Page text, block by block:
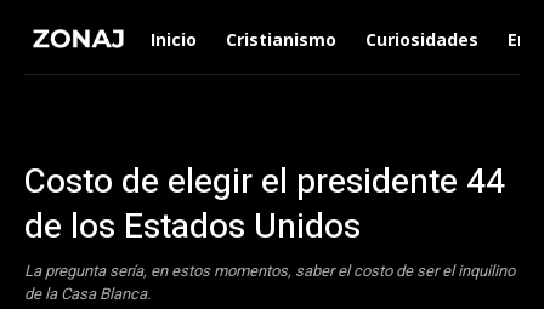
Inicio Cristianismo Curiosidades
Costo de elegir el presidente 44
de los Estados Unidos
La pregunta sería, en estos momentos, saber el costo de ser el inquilino
de la Casa Blanca.